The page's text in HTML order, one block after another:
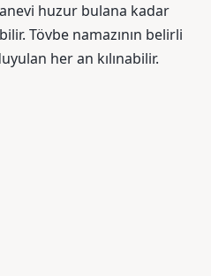
huzur bulana kadar
Tövbe namazının belirli
her an kılınabilir.